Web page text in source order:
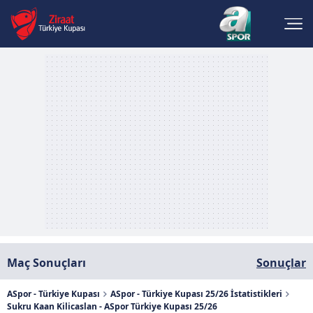
Maç Sonuçları Sonuçlar
ASpor - Türkiye Kupası
ASpor - Türkiye Kupası 25/26 İstatistikleri
Sukru Kaan Kilicaslan - ASpor Türkiye Kupası 25/26